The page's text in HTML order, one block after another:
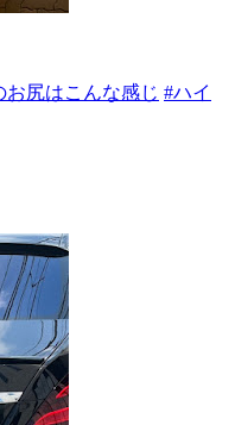
お尻はこんな感じ #ハイ